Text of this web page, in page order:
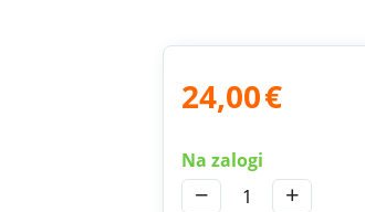
24,00€
Na zalogi
+
−